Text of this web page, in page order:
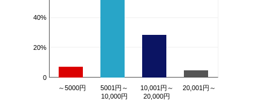
40%
20%
0
～5000円
5001円～
10,000円
10,001円～
20,000円
20,001円～